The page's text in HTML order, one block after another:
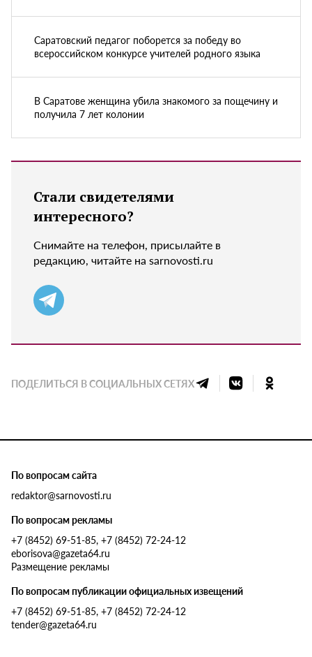
Саратовский педагог поборется за победу во
всероссийском конкурсе учителей родного языка
В Саратове женщина убила знакомого за пощечину и
получила 7 лет колонии
Стали свидетелями
интересного?
Снимайте на телефон, присылайте в
редакцию, читайте на sarnovosti.ru
ПОДЕЛИТЬСЯ В СОЦИАЛЬНЫХ СЕТЯХ
По вопросам сайта
redaktor@sarnovosti.ru
По вопросам рекламы
+7 (8452) 69-51-85, +7 (8452) 72-24-12
eborisova@gazeta64.ru
Размещение рекламы
По вопросам публикации официальных извещений
+7 (8452) 69-51-85, +7 (8452) 72-24-12
tender@gazeta64.ru